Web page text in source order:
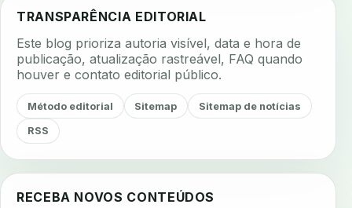
aerossois agenda agenda clinica
agenda inteligente agenda odontologica
agendamento agendamento digital
agendamento inteligente
algometria alinhadores alta digital
TRANSPARÊNCIA EDITORIAL
Este blog prioriza autoria visível, data e hora de
publicação, atualização rastreável, FAQ quando
houver e contato editorial público.
Método editorial Sitemap Sitemap de notícias
RSS
RECEBA NOVOS CONTEÚDOS